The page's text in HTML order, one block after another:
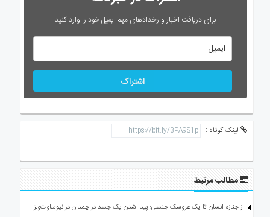
برای دریافت اخبار و رخدادهای مهم ایمیل خود را وارد کنید
اشتراک
لینک کوتاه :
مطالب مرتبط
از جنازه انسان تا یک عروسک جنسی؛ پیدا شدن یک جسد در چمدان در نیوساوت‌ولز